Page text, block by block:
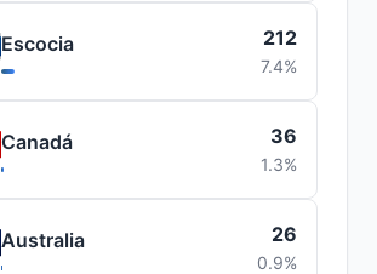
Escocia 212
7.4%
Canadá 36
1.3%
Australia 26
0.9%